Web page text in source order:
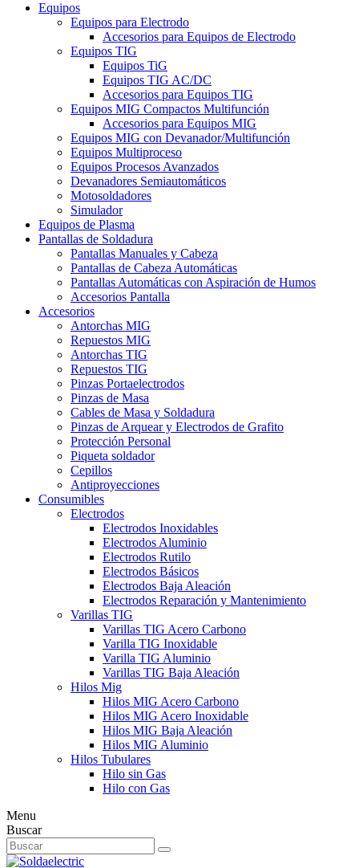
Equipos
Equipos para Electrodo
Accesorios para Equipos de Electrodo
Equipos TIG
Equipos TiG
Equipos TIG AC/DC
Accesorios para Equipos TIG
Equipos MIG Compactos Multifunción
Accesorios para Equipos MIG
Equipos MIG con Devanador/Multifunción
Equipos Multiproceso
Equipos Procesos Avanzados
Devanadores Semiautomáticos
Motosoldadores
Simulador
Equipos de Plasma
Pantallas de Soldadura
Pantallas Manuales y Cabeza
Pantallas de Cabeza Automáticas
Pantallas Automáticas con Aspiración de Humos
Accesorios Pantalla
Accesorios
Antorchas MIG
Repuestos MIG
Antorchas TIG
Repuestos TIG
Pinzas Portaelectrodos
Pinzas de Masa
Cables de Masa y Soldadura
Pinzas de Arquear y Electrodos de Grafito
Protección Personal
Piqueta soldador
Cepillos
Antiproyecciones
Consumibles
Electrodos
Electrodos Inoxidables
Electrodos Aluminio
Electrodos Rutilo
Electrodos Básicos
Electrodos Baja Aleación
Electrodos Reparación y Mantenimiento
Varillas TIG
Varillas TIG Acero Carbono
Varilla TIG Inoxidable
Varilla TIG Aluminio
Varillas TIG Baja Aleación
Hilos Mig
Hilos MIG Acero Carbono
Hilos MIG Acero Inoxidable
Hilos MIG Baja Aleación
Hilos MIG Aluminio
Hilos Tubulares
Hilo sin Gas
Hilo con Gas
Menu
Buscar